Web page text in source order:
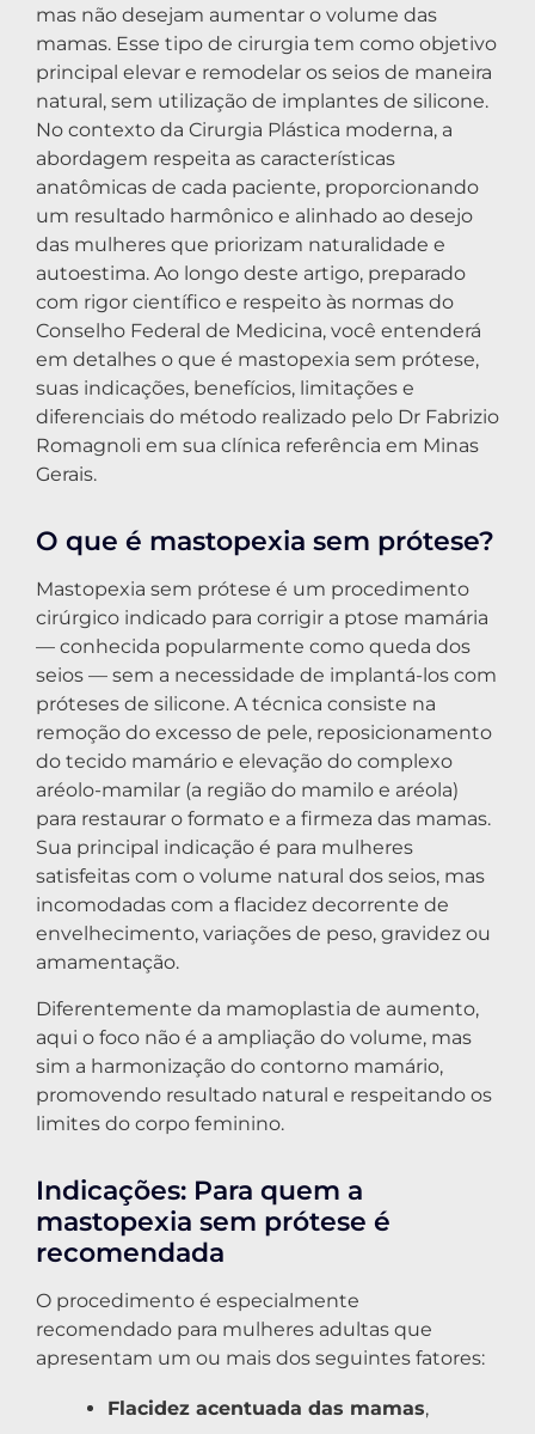
mas não desejam aumentar o volume das
mamas. Esse tipo de cirurgia tem como objetivo
principal elevar e remodelar os seios de maneira
natural, sem utilização de implantes de silicone.
No contexto da Cirurgia Plástica moderna, a
abordagem respeita as características
anatômicas de cada paciente, proporcionando
um resultado harmônico e alinhado ao desejo
das mulheres que priorizam naturalidade e
autoestima. Ao longo deste artigo, preparado
com rigor científico e respeito às normas do
Conselho Federal de Medicina, você entenderá
em detalhes o que é mastopexia sem prótese,
suas indicações, benefícios, limitações e
diferenciais do método realizado pelo Dr Fabrizio
Romagnoli em sua clínica referência em Minas
Gerais.
O que é mastopexia sem prótese?
Mastopexia sem prótese é um procedimento
cirúrgico indicado para corrigir a ptose mamária
— conhecida popularmente como queda dos
seios — sem a necessidade de implantá-los com
próteses de silicone. A técnica consiste na
remoção do excesso de pele, reposicionamento
do tecido mamário e elevação do complexo
aréolo-mamilar (a região do mamilo e aréola)
para restaurar o formato e a firmeza das mamas.
Sua principal indicação é para mulheres
satisfeitas com o volume natural dos seios, mas
incomodadas com a flacidez decorrente de
envelhecimento, variações de peso, gravidez ou
amamentação.
Diferentemente da mamoplastia de aumento,
aqui o foco não é a ampliação do volume, mas
sim a harmonização do contorno mamário,
promovendo resultado natural e respeitando os
limites do corpo feminino.
Indicações: Para quem a
mastopexia sem prótese é
recomendada
O procedimento é especialmente
recomendado para mulheres adultas que
apresentam um ou mais dos seguintes fatores:
Flacidez acentuada das mamas,